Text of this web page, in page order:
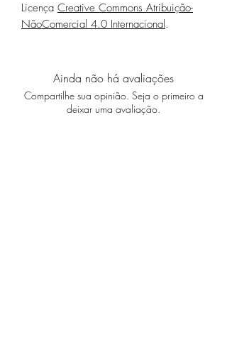
Licença Creative Commons Atribuição-
NãoComercial 4.0 Internacional.
Ainda não há avaliações
Compartilhe sua opinião. Seja o primeiro a
deixar uma avaliação.